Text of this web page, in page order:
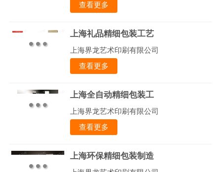
查看更多
上海礼品精细包装工艺
上海界龙艺术印刷有限公司
查看更多
上海全自动精细包装工
上海界龙艺术印刷有限公司
查看更多
上海环保精细包装制造